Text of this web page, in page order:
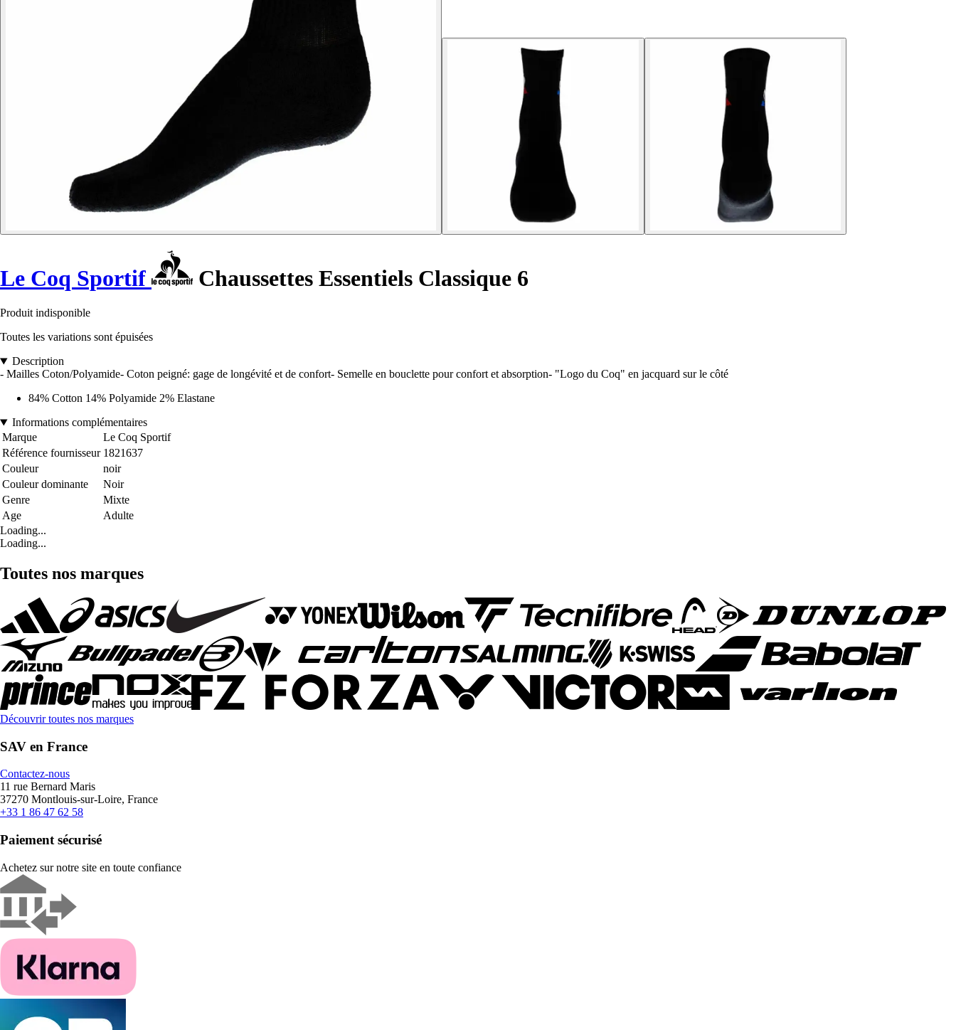
Le Coq Sportif Chaussettes Essentiels Classique 6
Produit indisponible
Toutes les variations sont épuisées
Description
- Mailles Coton/Polyamide- Coton peigné: gage de longévité et de confort- Semelle en bouclette pour confort et absorption- "Logo du Coq" en jacquard sur le côté
84% Cotton 14% Polyamide 2% Elastane
Informations complémentaires
Marque
Le Coq Sportif
Référence fournisseur 1821637
Couleur
noir
Couleur dominante
Noir
Genre
Mixte
Age
Adulte
Loading...
Loading...
Toutes nos marques
Découvrir toutes nos marques
SAV en France
Contactez-nous
11 rue Bernard Maris
37270 Montlouis-sur-Loire, France
+33 1 86 47 62 58
Paiement sécurisé
Achetez sur notre site en toute confiance